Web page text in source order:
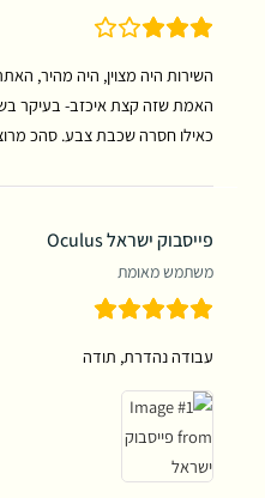
השירות היה מצוין, היה מהיר,
האמת שזה קצת איכזב- בעיקר
כאילו חסרה שכבת צבע. סהכ
פייסבוק ישראל Oculus
משתמש מאומת
עבודה נהדרת, תודה